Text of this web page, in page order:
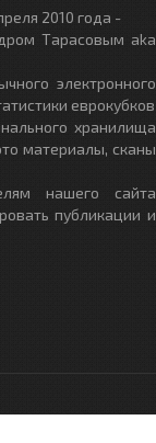
2010 года -
Тарасовым aka
электронного
еврокубков
хранилища
материалы, сканы
нашего сайта
публикации и